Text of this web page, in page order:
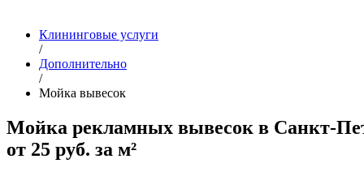
Клининговые услуги
/
Дополнительно
/
Мойка вывесок
Мойка рекламных вывесок в Санкт-
от 25 руб. за м²